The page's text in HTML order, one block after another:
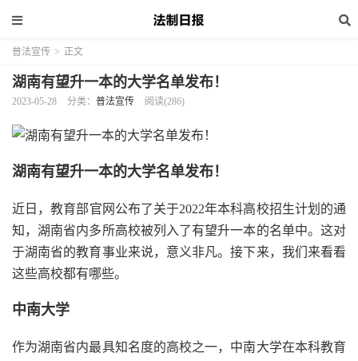
普法宣传 > 正文
湖南有望升一本的大学名单发布！
2023-05-28 分类： 普法宣传 阅读(286)
湖南有望升一本的大学名单发布！
近日，教育部官网公布了关于2022年本科高校招生计划的通
知，湖南省内多所高校被列入了有望升一本的名单中。这对
于湖南省的教育事业来说，意义非凡。接下来，我们来看看
这些高校都有哪些。
中南大学
作为湖南省内最具知名度的高校之一，中南大学在本科教育